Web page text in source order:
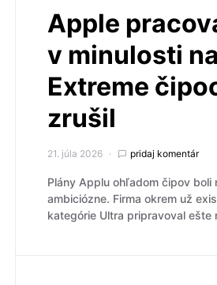
Apple
v minulosti
Extreme
zrušil
21. júla 2026 pridaj komentár
Plány Applu ohľadom čipov boli
ambiciózne. Firma okrem už
kategórie Ultra pripravoval ešte